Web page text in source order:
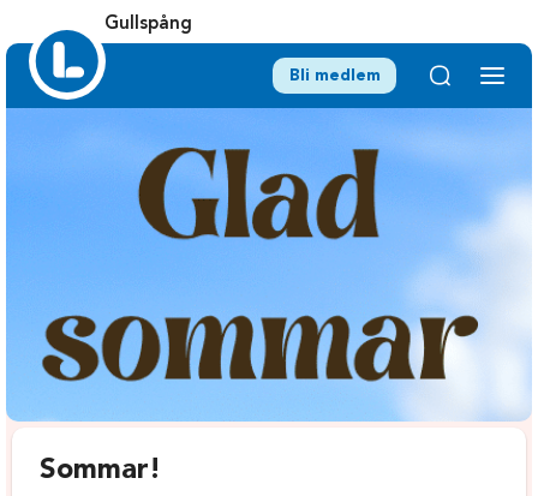
Gullspång
Bli medlem
Sommar!